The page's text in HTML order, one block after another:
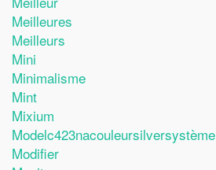
Meilleures
Meilleurs
Mini
Minimalisme
Mint
Mixium
Modelc423nacouleursilversystème
Modifier